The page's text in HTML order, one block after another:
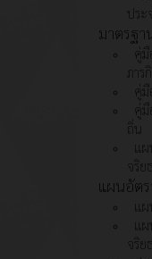
ประ
มาตรฐ
คู่มื
ภาร
คู่
คู่
ถิ่น
แผ
จริย
แผนอัตร
แ
แผ
จริย